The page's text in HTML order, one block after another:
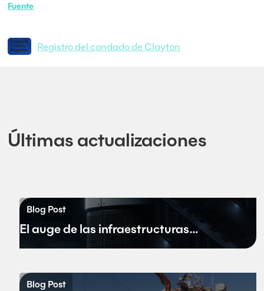
Fuente
Registro del condado de Clayton
Últimas actualizaciones
Blog Post
El auge de las infraestructuras
adaptadas al medio acuático
Blog Post